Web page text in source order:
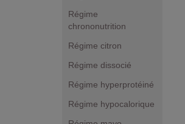
Régime
chrononutrition
Régime citron
Régime dissocié
Régime hyperprotéiné
Régime hypocalorique